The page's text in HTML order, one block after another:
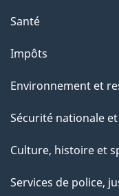
s
u
c
e
t
e
Santé
Impôts
Environnement et
Sécurité nationale
Culture, histoire et
Services de police,